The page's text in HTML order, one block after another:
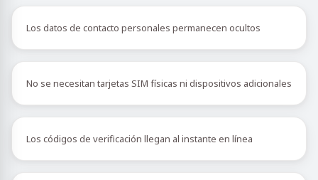
Los datos de contacto personales permanecen ocultos
No se necesitan tarjetas SIM físicas ni dispositivos adicionales
Los códigos de verificación llegan al instante en línea